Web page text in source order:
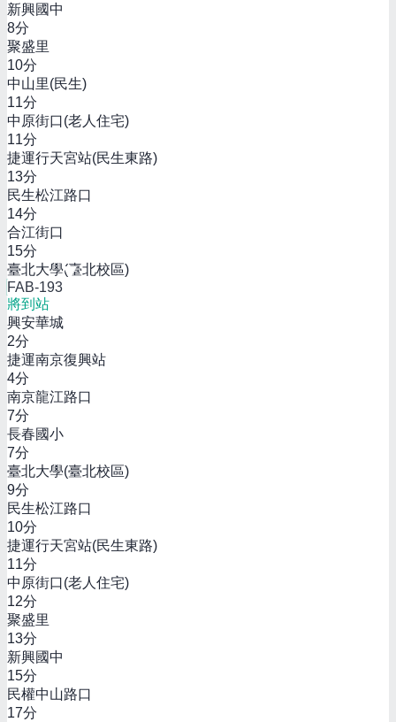
新興國中
8分
聚盛里
10分
中山里(民生)
11分
中原街口(老人住宅)
11分
捷運行天宮站(民生東路)
13分
民生松江路口
14分
合江街口
15分
臺北大學(臺北校區)
FAB-193
將到站
興安華城
2分
捷運南京復興站
4分
南京龍江路口
7分
長春國小
7分
臺北大學(臺北校區)
9分
民生松江路口
10分
捷運行天宮站(民生東路)
11分
中原街口(老人住宅)
12分
聚盛里
13分
新興國中
15分
民權中山路口
17分